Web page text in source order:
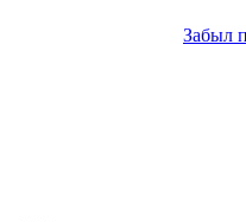
Забыл